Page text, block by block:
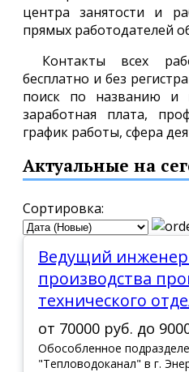
центра занятости и
прямых работодателей
Контакты всех
бесплатно и без
поиск по названию и
заработная плата,
график работы, сфера
Актуальные на
Сортировка:
Ведущий инженер по подготовке
производства
технического
от 70000 руб. до
Обособленное
"Тепловодоканал" в г.